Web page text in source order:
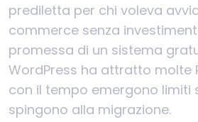
prediletta per chi voleva
commerce senza
promessa di un sistema
WordPress ha attratto molte
con il tempo emergono limiti
spingono alla migrazione.